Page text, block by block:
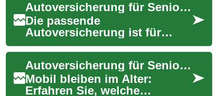
Autoversicherung für Senioren: Schutz, Tipps & Kosten
Die passende
Autoversicherung ist für
ältere Fahrer besonders
wichtig. Dieser Ratgeber
erklärt, welche Leistungen
Sen...
Autoversicherung für Senioren: Schutz, Kosten & Tipps
Mobil bleiben im Alter:
Erfahren Sie, welche